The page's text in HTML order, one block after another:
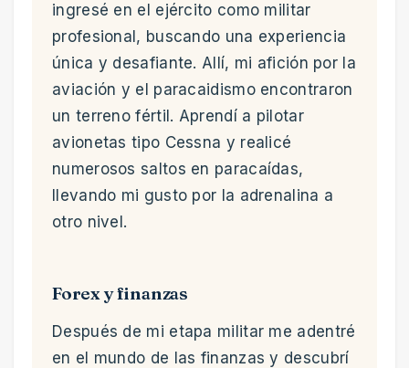
ingresé en el ejército como militar
profesional, buscando una experiencia
única y desafiante. Allí, mi afición por la
aviación y el paracaidismo encontraron
un terreno fértil. Aprendí a pilotar
avionetas tipo Cessna y realicé
numerosos saltos en paracaídas,
llevando mi gusto por la adrenalina a
otro nivel.
Forex y finanzas
Después de mi etapa militar me adentré
en el mundo de las finanzas y descubrí